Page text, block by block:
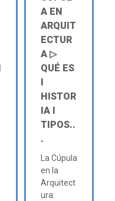
A EN
ARQUIT
ECTUR
A ▷
QUÉ ES
HISTOR
IA Ι
TIPOS..
.
La Cúpula
en la
Arquitect
ura: